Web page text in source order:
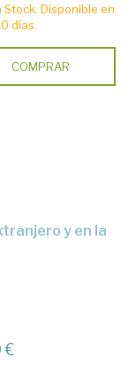
Stock. Disponible en
días.
COMPRAR
€